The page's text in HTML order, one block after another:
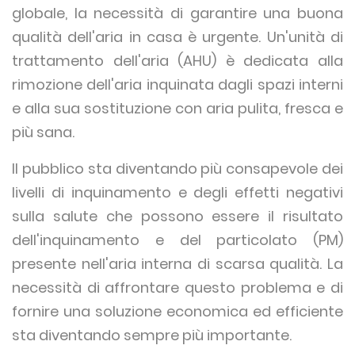
globale, la necessità di garantire una buona
qualità dell'aria in casa è urgente. Un'unità di
trattamento dell'aria (AHU) è dedicata alla
rimozione dell'aria inquinata dagli spazi interni
e alla sua sostituzione con aria pulita, fresca e
più sana.
Il pubblico sta diventando più consapevole dei
livelli di inquinamento e degli effetti negativi
sulla salute che possono essere il risultato
dell'inquinamento e del particolato (PM)
presente nell'aria interna di scarsa qualità. La
necessità di affrontare questo problema e di
fornire una soluzione economica ed efficiente
sta diventando sempre più importante.